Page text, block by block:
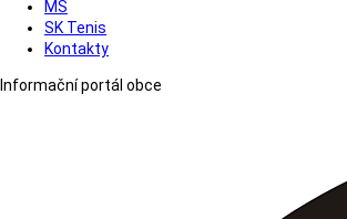
MŠ
SK Tenis
Kontakty
Informační portál obce